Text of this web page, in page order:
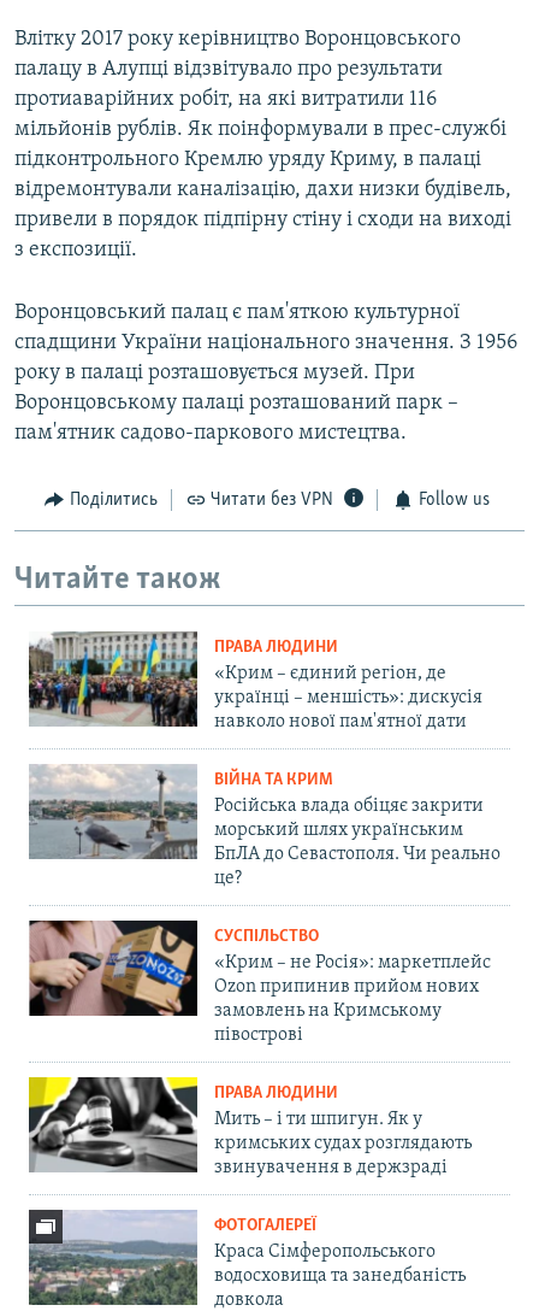
Влітку 2017 року керівництво Воронцовського
палацу в Алупці відзвітувало про результати
протиаварійних робіт, на які витратили 116
мільйонів рублів. Як поінформували в прес-службі
підконтрольного Кремлю уряду Криму, в палаці
відремонтували каналізацію, дахи низки будівель,
привели в порядок підпірну стіну і сходи на виході
з експозиції.
Воронцовський палац є пам'яткою культурної
спадщини України національного значення. З 1956
року в палаці розташовується музей. При
Воронцовському палаці розташований парк –
пам'ятник садово-паркового мистецтва.
Поділитись Читати без VPN Follow us
Читайте також
ПРАВА ЛЮДИНИ
«Крим – єдиний регіон, де
українці – меншість»: дискусія
навколо нової пам'ятної дати
ВІЙНА ТА КРИМ
Російська влада обіцяє закрити
морський шлях українським
БпЛА до Севастополя. Чи реально
це?
СУСПІЛЬСТВО
«Крим – не Росія»: маркетплейс
Ozon припинив прийом нових
замовлень на Кримському
півострові
ПРАВА ЛЮДИНИ
Мить – і ти шпигун. Як у
кримських судах розглядають
звинувачення в держзраді
ФОТОГАЛЕРЕЇ
Краса Сімферопольського
водосховища та занедбаність
довкола